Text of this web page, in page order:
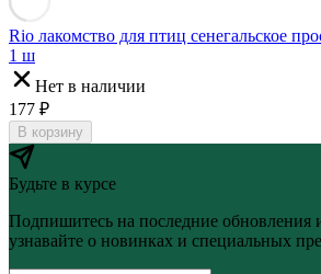
Rio лакомство для птиц сенегальское
1 ш
Нет в наличии
177 ₽
В корзину
Будьте в курсе
Подпишитесь на последние обновления
узнавайте о новинках и специальных